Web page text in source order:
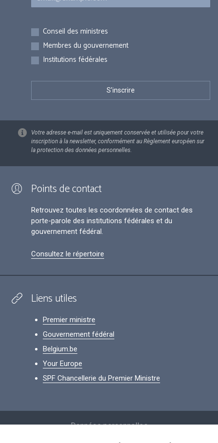
Inscriptions
Conseil des ministres
Membres du gouvernement
Institutions fédérales
Votre adresse e-mail est uniquement conservée et utilisée pour votre
inscription à la newsletter, conformément au Règlement européen sur
la protection des données personnelles.
Points de contact
Retrouvez toutes les coordonnées de contact des
porte-parole des institutions fédérales et du
gouvernement fédéral.
Consultez le répertoire
Liens utiles
Premier ministre
Gouvernement fédéral
Belgium.be
Your Europe
SPF Chancellerie du Premier Ministre
Données personnelles